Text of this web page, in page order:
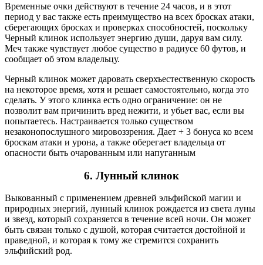
Временные очки действуют в течение 24 часов, и в этот
период у вас также есть преимущество на всех бросках атаки,
сберегающих бросках и проверках способностей, поскольку
Черный клинок использует энергию души, даруя вам силу.
Меч также чувствует любое существо в радиусе 60 футов, и
сообщает об этом владельцу.
Черный клинок может даровать сверхъестественную скорость
на некоторое время, хотя и решает самостоятельно, когда это
сделать. У этого клинка есть одно ограничение: он не
позволит вам причинить вред нежити, и убьет вас, если вы
попытаетесь. Настраивается только существом
незаконопослушного мировоззрения. Дает + 3 бонуса ко всем
броскам атаки и урона, а также оберегает владельца от
опасности быть очарованным или напуганным
6. Лунный клинок
Выкованный с применением древней эльфийской магии и
природных энергий, лунный клинок рождается из света луны
и звезд, который сохраняется в течение всей ночи. Он может
быть связан только с душой, которая считается достойной и
праведной, и которая к тому же стремится сохранить
эльфийский род.